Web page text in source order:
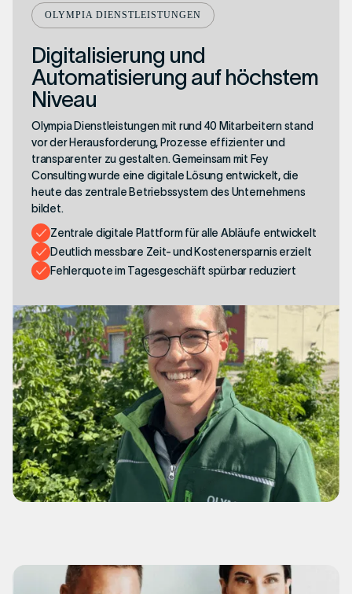
OLYMPIA DIENSTLEISTUNGEN
Digitalisierung und
Automatisierung auf höchstem
Niveau
Olympia Dienstleistungen mit rund 40 Mitarbeitern stand
vor der Herausforderung, Prozesse effizienter und
transparenter zu gestalten. Gemeinsam mit Fey
Consulting wurde eine digitale Lösung entwickelt, die
heute das zentrale Betriebssystem des Unternehmens
bildet.
Zentrale digitale Plattform für alle Abläufe entwickelt
Deutlich messbare Zeit- und Kostenersparnis erzielt
Fehlerquote im Tagesgeschäft spürbar reduziert